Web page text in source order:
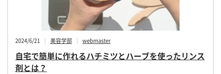
2024/6/21 美容学部 webmaster
自宅で簡単に作れるハチミツとハーブを使ったリンス
剤とは？